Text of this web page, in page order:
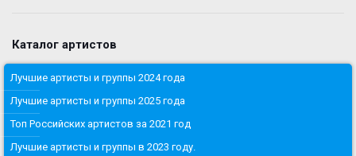
Каталог артистов
Лучшие артисты и группы 2024 года
Лучшие артисты и группы 2025 года
Топ Российских артистов за 2021 год
Лучшие артисты и группы в 2023 году.